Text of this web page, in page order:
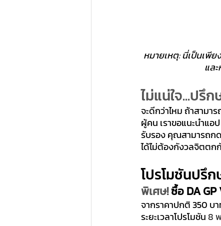
หมายเหตุ: นี่เป็นเพีย
แล
ไม่แน่ใจ...ปรึ
จะดีกว่าไหม ถ้าสามา
ผู้คน เราขอแนะนำแอป
รับรอง คุณสามารถกด
ได้ไม่ต้องกังวลจิตตก
โปรโมชันปรึ
พิเศษ! ซื้อ DA GP
จากราคาปกติ 350 บ
ระยะเวลาโปรโมชัน 8